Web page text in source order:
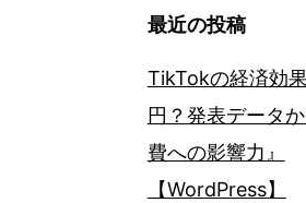
最近の投稿
TikTokの経済効
円？発表データ
費への影響力』
【WordPress】